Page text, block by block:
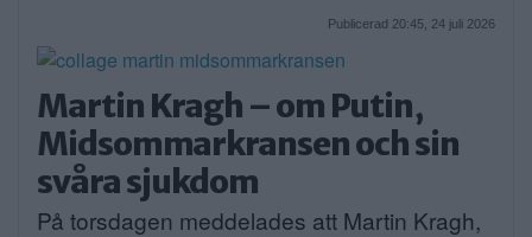
Publicerad 20:45, 24 juli 2026
Martin Kragh – om Putin,
Midsommarkransen och sin
svåra sjukdom
På torsdagen meddelades att Martin Kragh,